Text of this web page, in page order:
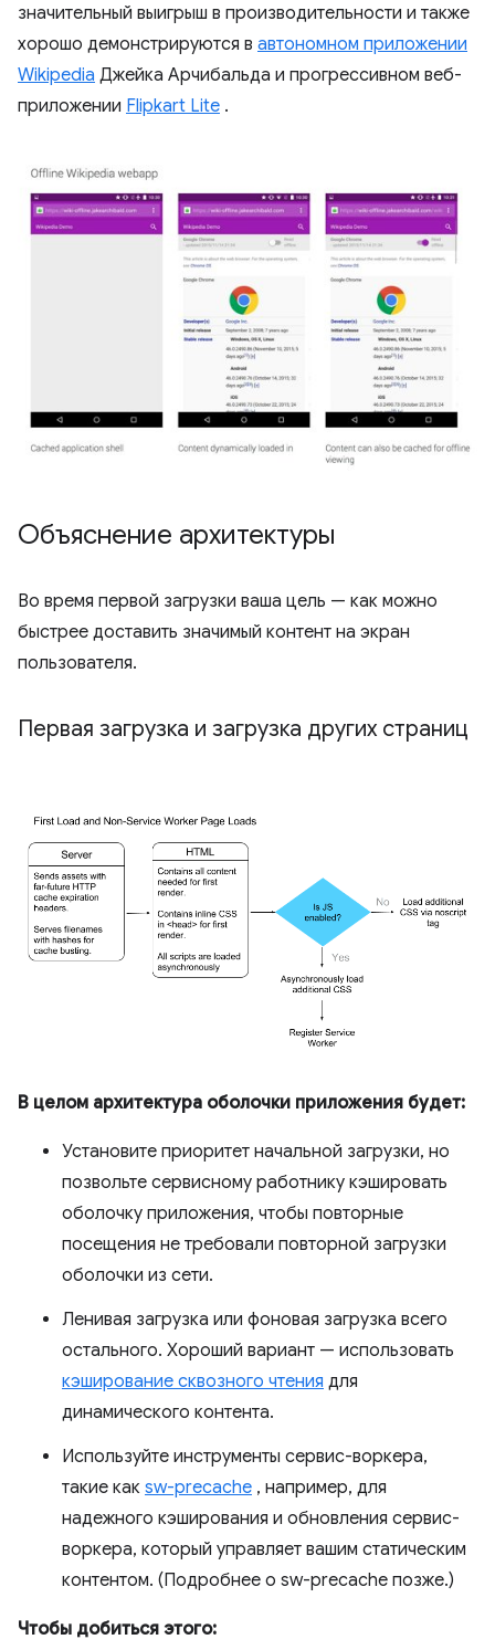
значительный выигрыш в производительности и также
хорошо демонстрируются в автономном приложении
Wikipedia Джейка Арчибальда и прогрессивном веб-
приложении Flipkart Lite .
Объяснение архитектуры
Во время первой загрузки ваша цель — как можно
быстрее доставить значимый контент на экран
пользователя.
Первая загрузка и загрузка других страниц
В целом архитектура оболочки приложения будет:
Установите приоритет начальной загрузки, но
позвольте сервисному работнику кэшировать
оболочку приложения, чтобы повторные
посещения не требовали повторной загрузки
оболочки из сети.
Ленивая загрузка или фоновая загрузка всего
остального. Хороший вариант — использовать
кэширование сквозного чтения для
динамического контента.
Используйте инструменты сервис-воркера,
такие как sw-precache , например, для
надежного кэширования и обновления сервис-
воркера, который управляет вашим статическим
контентом. (Подробнее о sw-precache позже.)
Чтобы добиться этого: